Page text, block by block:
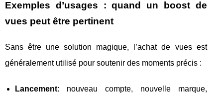
Exemples d’usages : quand un boost de
vues peut être pertinent
Sans être une solution magique, l’achat de vues est
généralement utilisé pour soutenir des moments précis :
Lancement: nouveau compte, nouvelle marque,